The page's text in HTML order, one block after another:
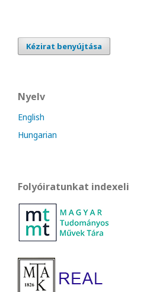
Kézirat benyújtása
Nyelv
English
Hungarian
Folyóiratunkat indexeli